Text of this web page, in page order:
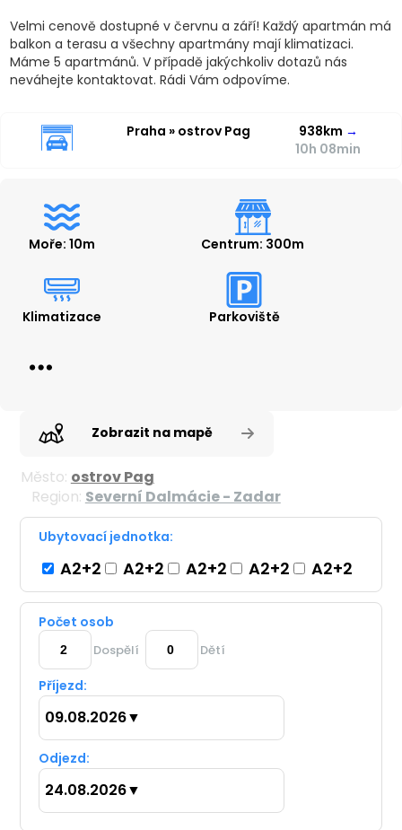
Velmi cenově dostupné v červnu a září! Každý apartmán má
balkon a terasu a všechny apartmány mají klimatizaci.
Máme 5 apartmánů. V případě jakýchkoliv dotazů nás
neváhejte kontaktovat. Rádi Vám odpovíme.
Praha » ostrov Pag 938km →
10h 08min
Moře: 10m Centrum: 300m
Klimatizace Parkoviště
Zobrazit na mapě
Město: ostrov Pag
Region: Severní Dalmácie - Zadar
Ubytovací jednotka:
A2+2 A2+2 A2+2 A2+2 A2+2
Počet osob
Dospělí Dětí
Příjezd:
09.08.2026▼
Odjezd:
24.08.2026▼